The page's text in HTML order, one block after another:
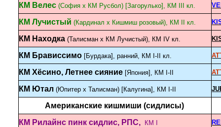
КМ Велес(София x КМ Русбол) [Загорулько], КМ III кл.
КМ Лучистый (Кардинал x Кишмиш розовый), КМ II кл.
КМ Находка(Талисман х КМ Лучистый), КМ IV кл.
КМ Брависсимо [Бурдака], ранний, КМ I-II кл.
КМ Хёсино, Летнее сияние [Япония], КМ I-II
КМ Ютал (Юпитер х Талисман) [Калугина], КМ I-II
Американские кишмиши (сидлисы)
КМ Рилайнс пинк сидлис, РПС, КМ I